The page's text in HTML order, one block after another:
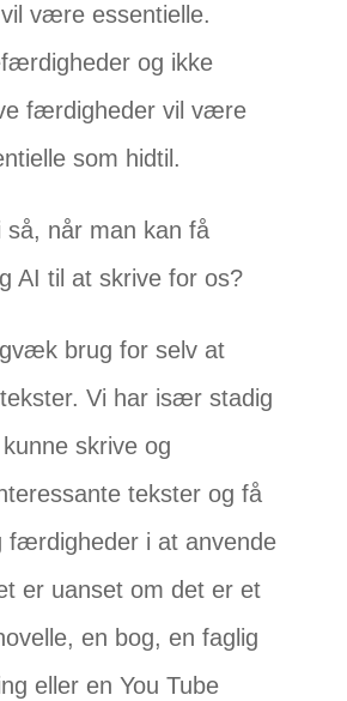
være essentielle.
og ikke
færdigheder vil være
som hidtil.
så, når man kan få
AI til at skrive for os?
brug for selv at
Vi har især stadig
skrive og
tekster og få
færdigheder i at anvende
er uanset om det er et
en bog, en faglig
eller en You Tube